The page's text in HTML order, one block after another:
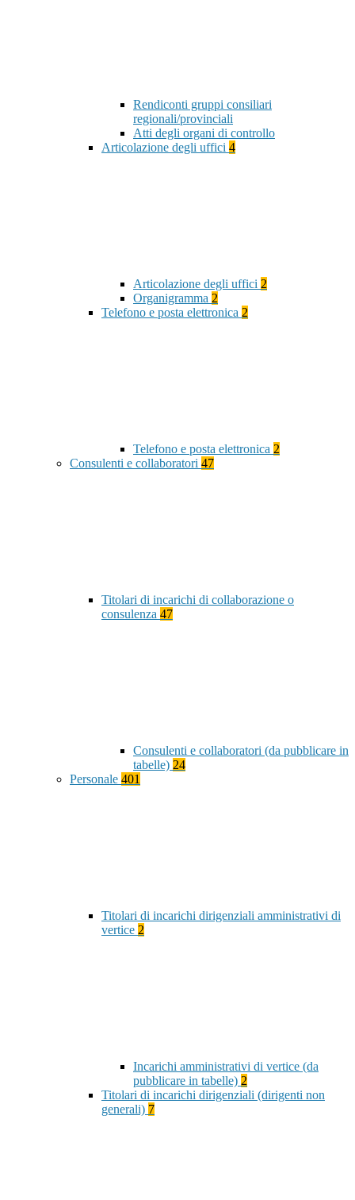
Rendiconti gruppi consiliari
regionali/provinciali
Atti degli organi di controllo
Articolazione degli uffici 4
Articolazione degli uffici 2
Organigramma 2
Telefono e posta elettronica 2
Telefono e posta elettronica 2
Consulenti e collaboratori 47
Titolari di incarichi di collaborazione o
consulenza 47
Consulenti e collaboratori (da pubblicare in
tabelle) 24
Personale 401
Titolari di incarichi dirigenziali amministrativi di
vertice 2
Incarichi amministrativi di vertice (da
pubblicare in tabelle) 2
Titolari di incarichi dirigenziali (dirigenti non
generali) 7